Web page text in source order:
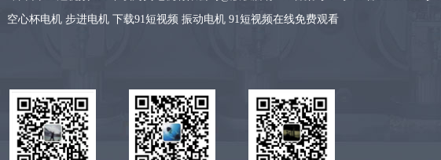
空心杯电机 步进电机 下载91短视频 振动电机 91短视频在线免费观看